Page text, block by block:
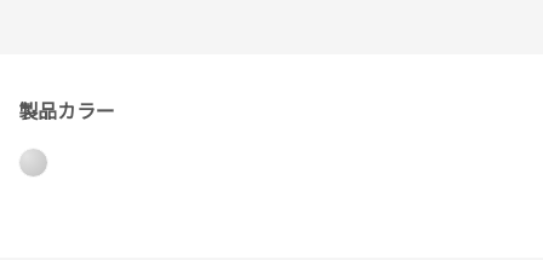
製品カラー